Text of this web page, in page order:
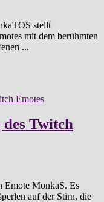
stellt
mit dem berühmten
...
Twitch
Emote MonkaS. Es
auf der Stirn, die